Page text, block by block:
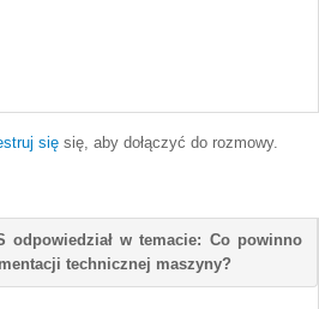
się się, aby dołączyć do rozmowy.